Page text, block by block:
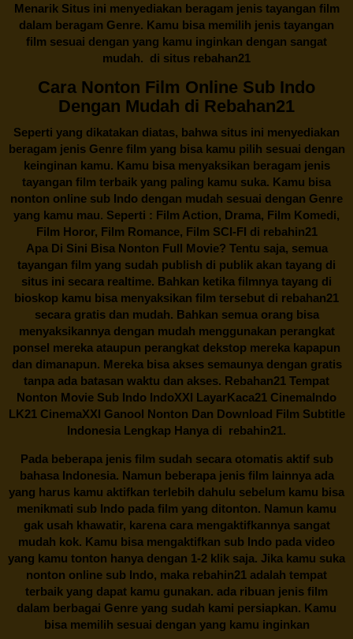
Menarik Situs ini menyediakan beragam jenis tayangan film
dalam beragam Genre. Kamu bisa memilih jenis tayangan
film sesuai dengan yang kamu inginkan dengan sangat
mudah. di situs rebahan21
Cara Nonton Film Online Sub Indo
Dengan Mudah di Rebahan21
Seperti yang dikatakan diatas, bahwa situs ini menyediakan
beragam jenis Genre film yang bisa kamu pilih sesuai dengan
keinginan kamu. Kamu bisa menyaksikan beragam jenis
tayangan film terbaik yang paling kamu suka. Kamu bisa
nonton online sub Indo dengan mudah sesuai dengan Genre
yang kamu mau. Seperti : Film Action, Drama, Film Komedi,
Film Horor, Film Romance, Film SCI-FI di rebahin21
Apa Di Sini Bisa Nonton Full Movie? Tentu saja, semua
tayangan film yang sudah publish di publik akan tayang di
situs ini secara realtime. Bahkan ketika filmnya tayang di
bioskop kamu bisa menyaksikan film tersebut di rebahan21
secara gratis dan mudah. Bahkan semua orang bisa
menyaksikannya dengan mudah menggunakan perangkat
ponsel mereka ataupun perangkat dekstop mereka kapapun
dan dimanapun. Mereka bisa akses semaunya dengan gratis
tanpa ada batasan waktu dan akses. Rebahan21 Tempat
Nonton Movie Sub Indo IndoXXI LayarKaca21 CinemaIndo
LK21 CinemaXXI Ganool Nonton Dan Download Film Subtitle
Indonesia Lengkap Hanya di rebahin21.
Pada beberapa jenis film sudah secara otomatis aktif sub
bahasa Indonesia. Namun beberapa jenis film lainnya ada
yang harus kamu aktifkan terlebih dahulu sebelum kamu bisa
menikmati sub Indo pada film yang ditonton. Namun kamu
gak usah khawatir, karena cara mengaktifkannya sangat
mudah kok. Kamu bisa mengaktifkan sub Indo pada video
yang kamu tonton hanya dengan 1-2 klik saja. Jika kamu suka
nonton online sub Indo, maka rebahin21 adalah tempat
terbaik yang dapat kamu gunakan. ada ribuan jenis film
dalam berbagai Genre yang sudah kami persiapkan. Kamu
bisa memilih sesuai dengan yang kamu inginkan